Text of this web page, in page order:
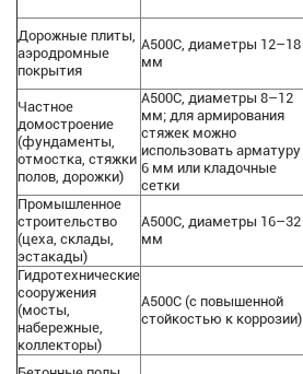
Дорожные плиты,
аэродромные
покрытия
А500С, диаметры 12–18
мм
Частное
домостроение
(фундаменты,
отмостка, стяжки
полов, дорожки)
А500С, диаметры 8–12
мм; для армирования
стяжек можно
использовать арматуру
6 мм или кладочные
сетки
Промышленное
строительство
(цеха, склады,
эстакады)
А500С, диаметры 16–32
мм
Гидротехнические
сооружения
(мосты,
набережные,
коллекторы)
А500С (с повышенной
стойкостью к коррозии)